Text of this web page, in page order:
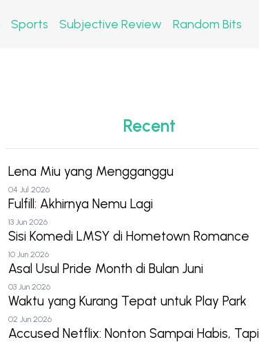
Sports Subjective Review Random Bits
Recent
Lena Miu yang Mengganggu
04 Jul 2026
Fulfill: Akhirnya Nemu Lagi
13 Jun 2026
Sisi Komedi LMSY di Hometown Romance
10 Jun 2026
Asal Usul Pride Month di Bulan Juni
03 Jun 2026
Waktu yang Kurang Tepat untuk Play Park
02 Jun 2026
Accused Netflix: Nonton Sampai Habis, Tapi